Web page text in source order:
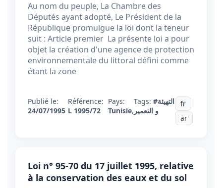
Au nom du peuple, La Chambre des
Députés ayant adopté, Le Président de la
République promulgue la loi dont la teneur
suit : Article premier La présente loi a pour
objet la création d'une agence de protection
environnementale du littoral défini comme
étant la zone
Publié le:
24/07/1995
Référence:
L 1995/72
Pays:
Tunisie,
Tags: #التهيئة
و التعمير
fr
ar
Loi n° 95-70 du 17 juillet 1995, relative
à la conservation des eaux et du sol